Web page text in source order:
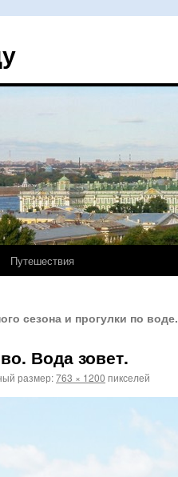
Путешествия
сезона и прогулки по воде.
Вода зовет.
размер:763 × 1200 пикселей